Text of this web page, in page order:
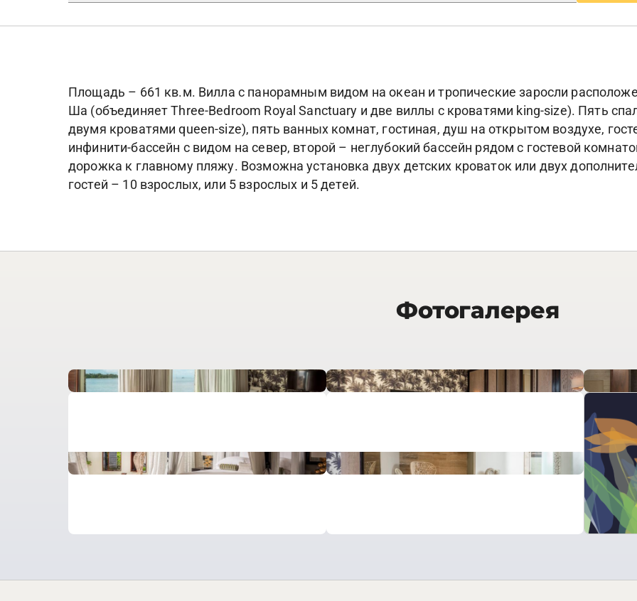
Площадь – 661 кв.м. Вилла с панорамным видом на океан и тропические заросли
Ша (объединяет Three-Bedroom Royal Sanctuary и две виллы с кроватями king-size). Пять
двумя кроватями queen-size), пять ванных комнат, гостиная, душ на открытом воздухе,
инфинити-бассейн с видом на север, второй – неглубокий бассейн рядом с гостевой
дорожка к главному пляжу. Возможна установка двух детских кроваток или двух
гостей – 10 взрослых, или 5 взрослых и 5 детей.
Фотогалерея